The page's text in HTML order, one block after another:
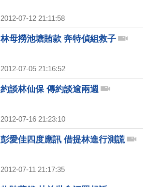
2012-07-12 21:11:58
林母撈池塘賄款 奔特偵組救子
2012-07-05 21:16:52
約談林仙保 傳約談逾兩週
2012-07-16 21:23:10
彭愛佳四度應訊 借提林進行測謊
2012-07-11 21:17:35